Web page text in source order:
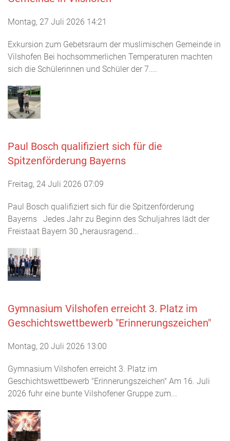
Montag, 27 Juli 2026 14:21
Exkursion zum Gebetsraum der muslimischen Gemeinde in
Vilshofen Bei hochsommerlichen Temperaturen machten
sich die Schülerinnen und Schüler der 7....
Paul Bosch qualifiziert sich für die
Spitzenförderung Bayerns
Freitag, 24 Juli 2026 07:09
Paul Bosch qualifiziert sich für die Spitzenförderung
Bayerns Jedes Jahr zu Beginn des Schuljahres lädt der
Freistaat Bayern 30 „herausragend...
Gymnasium Vilshofen erreicht 3. Platz im
Geschichtswettbewerb "Erinnerungszeichen"
Montag, 20 Juli 2026 13:00
Gymnasium Vilshofen erreicht 3. Platz im
Geschichtswettbewerb "Erinnerungszeichen" Am 16. Juli
2026 fuhr eine bunte Vilshofener Gruppe zum...